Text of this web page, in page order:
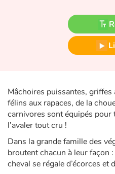
Fable, myth, literature and
Princesses and princes,
Heroines and Heroes
Ecology, nature, seasons
The animals
Travel, epic, investigation,
Mâchoires puissantes, griffes
félins aux rapaces, de la
carnivores sont équipés pour
l’avaler tout cru !
Dans la grande famille des
broutent chacun à leur façon
cheval se régale d’écorces et